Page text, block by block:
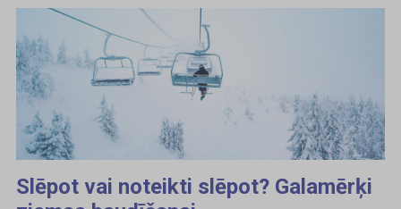
Slēpot vai noteikti slēpot? Galamērķi